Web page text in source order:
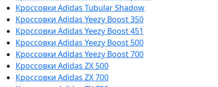
Кроссовки Adidas Tubular Shadow
Кроссовки Adidas Yeezy Boost 350
Кроссовки Adidas Yeezy Boost 451
Кроссовки Adidas Yeezy Boost 500
Кроссовки Adidas Yeezy Boost 700
Кроссовки Adidas ZX 500
Кроссовки Adidas ZX 700